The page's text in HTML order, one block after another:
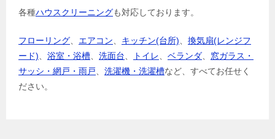
各種ハウスクリーニングも対応しております。
フローリング、 エアコン、 キッチン(台所)、 換気扇(レンジフ
ード)、 浴室・浴槽、 洗面台、 トイレ、 ベランダ、 窓ガラス・
サッシ・網戸・雨戸、 洗濯機・洗濯槽など、すべてお任せく
ださい。